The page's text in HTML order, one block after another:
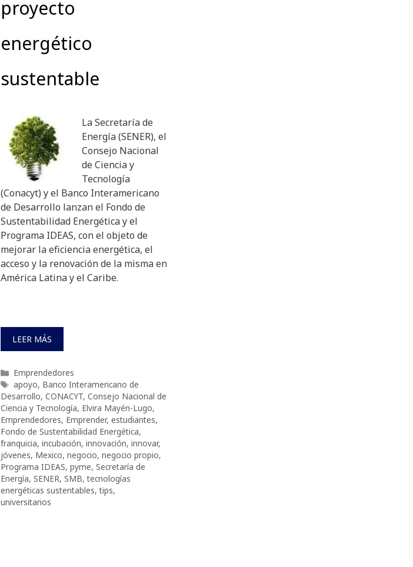
proyecto
energético
sustentable
La Secretaría de
Energía (SENER), el
Consejo Nacional
de Ciencia y
Tecnología
(Conacyt) y el Banco Interamericano
de Desarrollo lanzan el Fondo de
Sustentabilidad Energética y el
Programa IDEAS, con el objeto de
mejorar la eficiencia energética, el
acceso y la renovación de la misma en
América Latina y el Caribe.
LEER MÁS
Categorías
Emprendedores
Etiquetas
apoyo, Banco Interamericano de
Desarrollo, CONACYT, Consejo Nacional de
Ciencia y Tecnología, Elvira Mayén-Lugo,
Emprendedores, Emprender, estudiantes,
Fondo de Sustentabilidad Energética,
franquicia, incubación, innovación, innovar,
jóvenes, Mexico, negocio, negocio propio,
Programa IDEAS, pyme, Secretaría de
Energía, SENER, SMB,tecnologías
energéticas sustentables,tips,
universitarios